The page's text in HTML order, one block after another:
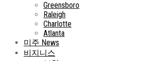
Greensboro
Raleigh
Charlotte
Atlanta
미주 News
비지니스